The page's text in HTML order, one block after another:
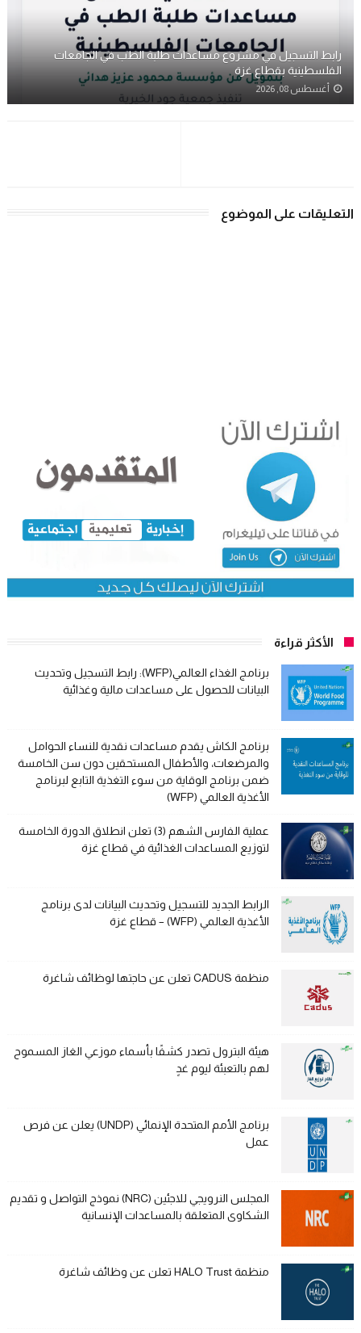
رابط التسجيل في مشروع مساعدات طلبة الطب في الجامعات
الفلسطينية بقطاع غزة
أغسطس 08, 2026
التعليقات على الموضوع
الأكثر قراءة
برنامج الغذاء العالمي(WFP): رابط التسجيل وتحديث
البيانات للحصول على مساعدات مالية وغذائية
برنامج الكاش يقدم مساعدات نقدية للنساء الحوامل
والمرضعات، والأطفال المستحقين دون سن الخامسة
ضمن برنامج الوقاية من سوء التغذية التابع لبرنامج
الأغذية العالمي (WFP)
عملية الفارس الشهم (3) تعلن انطلاق الدورة الخامسة
لتوزيع المساعدات الغذائية في قطاع غزة
الرابط الجديد للتسجيل وتحديث البيانات لدى برنامج
الأغذية العالمي (WFP) – قطاع غزة
منظمة CADUS تعلن عن حاجتها لوظائف شاغرة
هيئة البترول تصدر كشفًا بأسماء موزعي الغاز المسموح
لهم بالتعبئة ليوم غدٍ
برنامج الأمم المتحدة الإنمائي (UNDP) يعلن عن فرص
عمل
المجلس النرويجي للاجئين (NRC) نموذج التواصل و تقديم
الشكاوى المتعلقة بالمساعدات الإنسانية
منظمة HALO Trust تعلن عن وظائف شاغرة